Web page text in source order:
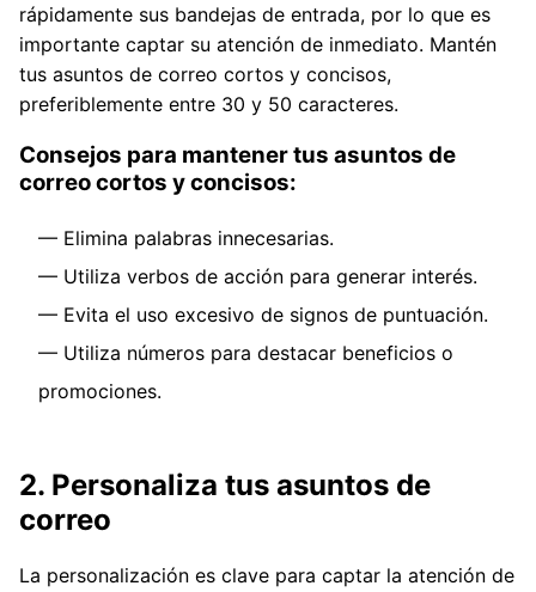
rápidamente sus bandejas de entrada, por lo que es
importante captar su atención de inmediato. Mantén
tus asuntos de correo cortos y concisos,
preferiblemente entre 30 y 50 caracteres.
Consejos para mantener tus asuntos de
correo cortos y concisos:
Elimina palabras innecesarias.
Utiliza verbos de acción para generar interés.
Evita el uso excesivo de signos de puntuación.
Utiliza números para destacar beneficios o
promociones.
2. Personaliza tus asuntos de
correo
La personalización es clave para captar la atención de